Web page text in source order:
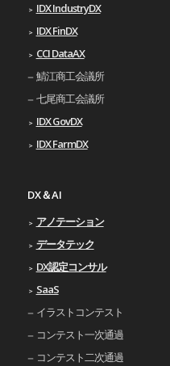
IDX IndustryDX
IDX FinDX
CCI DataAX
鯖江商工会議所
七尾商工会議所
IDX GovDX
IDX FarmDX
DX＆AI
アノテーション
データテック
DX認定コンサル
SaaS
イラストコンテスト
コンテスト一次通過
コンテスト二次通過